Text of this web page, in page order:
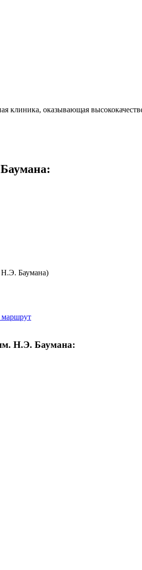
клиника, оказывающая
:
Баумана)
маршрут
Н.Э. Баумана: